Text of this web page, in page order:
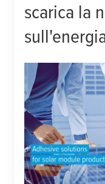
scarica la